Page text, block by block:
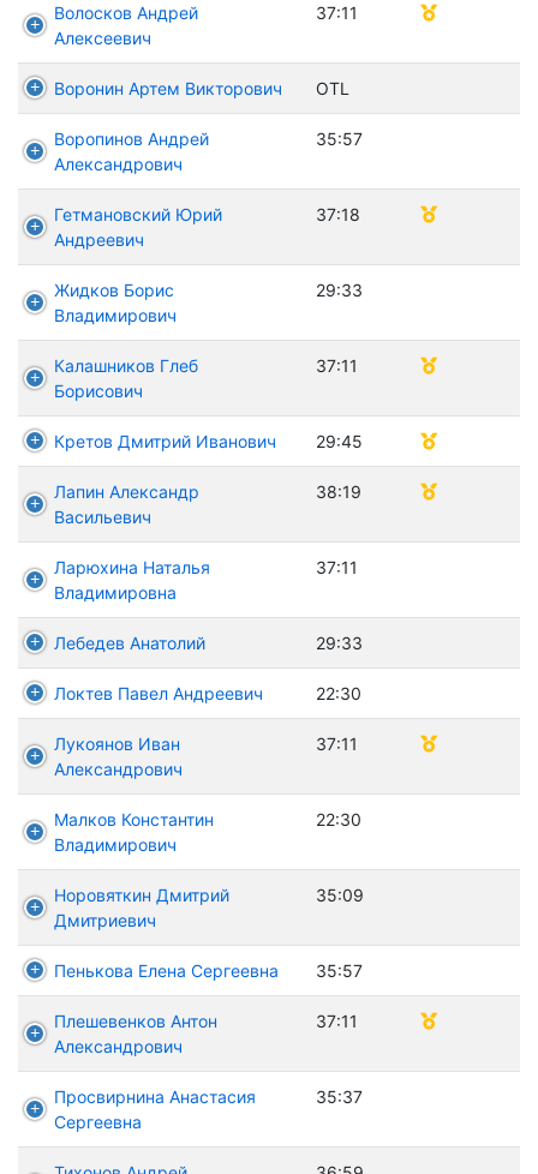
Волосков Андрей
Алексеевич
37:11
Воронин Артем Викторович OTL
Воропинов Андрей
Александрович
35:57
Гетмановский Юрий
Андреевич
37:18
Жидков Борис
Владимирович
29:33
Калашников Глеб
Борисович
37:11
Кретов Дмитрий Иванович 29:45
Лапин Александр
Васильевич
38:19
Ларюхина Наталья
Владимировна
37:11
Лебедев Анатолий 29:33
Локтев Павел Андреевич 22:30
Лукоянов Иван
Александрович
37:11
Малков Константин
Владимирович
22:30
Норовяткин Дмитрий
Дмитриевич
35:09
Пенькова Елена Сергеевна 35:57
Плешевенков Антон
Александрович
37:11
Просвирнина Анастасия
Сергеевна
35:37